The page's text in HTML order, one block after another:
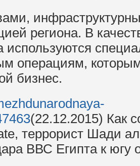
региона. В
используются
операциям,
бизнес.
(22.12.2015) Как
террорист Шади
ВВС Египта к югу